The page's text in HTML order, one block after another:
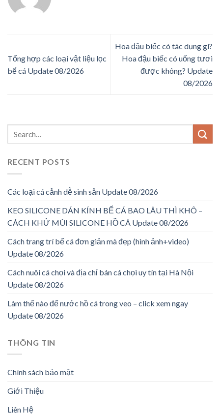
Tổng hợp các loại vật liệu lọc
bể cá Update 08/2026
Hoa đậu biếc có tác dụng gì?
Hoa đậu biếc có uống tươi
được không? Update
08/2026
RECENT POSTS
Các loại cá cảnh dễ sinh sản Update 08/2026
KEO SILICONE DÁN KÍNH BỂ CÁ BAO LÂU THÌ KHÔ –
CÁCH KHỬ MÙI SILICONE HỒ CÁ Update 08/2026
Cách trang trí bể cá đơn giản mà đẹp (hình ảnh+video)
Update 08/2026
Cách nuôi cá chọi và địa chỉ bán cá chọi uy tín tại Hà Nội
Update 08/2026
Làm thế nào để nước hồ cá trong veo – click xem ngay
Update 08/2026
THÔNG TIN
Chính sách bảo mật
Giới Thiệu
Liên Hệ